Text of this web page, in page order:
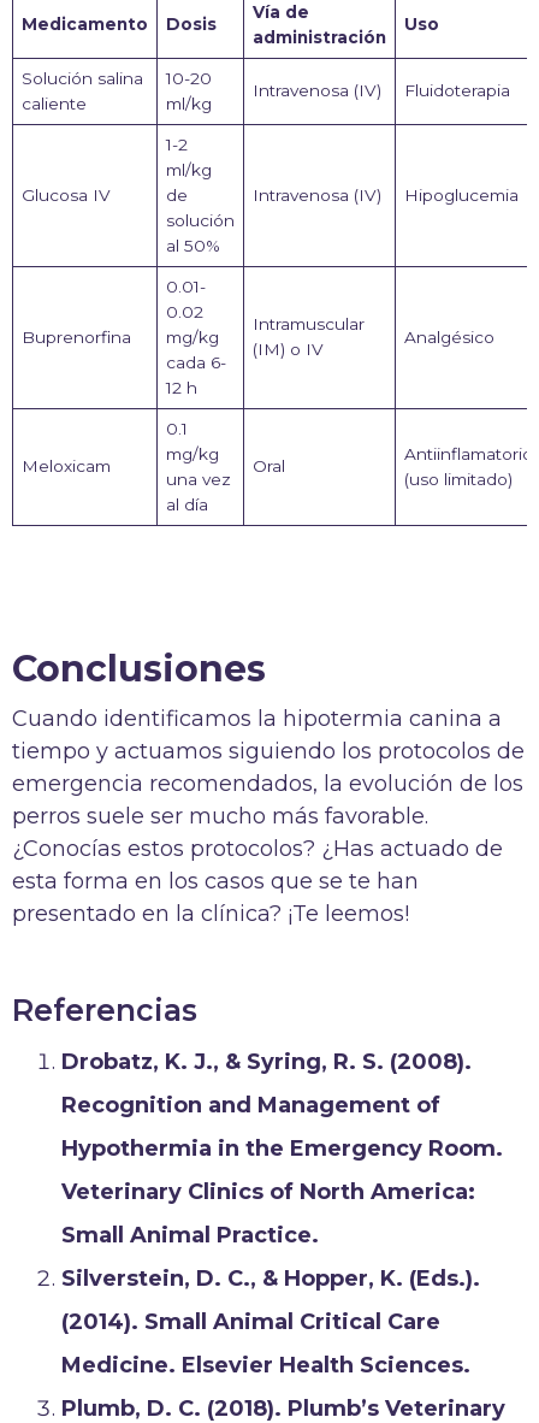
Medicamento Dosis
Vía de
administración
Uso
Solución salina
caliente
10-20
ml/kg
Intravenosa (IV) Fluidoterapia
Glucosa IV
1-2
ml/kg
de
solución
al 50%
Intravenosa (IV) Hipoglucemia
Buprenorfina
0.01-
0.02
mg/kg
cada 6-
12 h
Intramuscular
(IM) o IV
Analgésico
Meloxicam
0.1
mg/kg
una vez
al día
Oral
Antiinflamatorio
(uso limitado)
Conclusiones
Cuando identificamos la hipotermia canina a
tiempo y actuamos siguiendo los protocolos de
emergencia recomendados, la evolución de los
perros suele ser mucho más favorable.
¿Conocías estos protocolos? ¿Has actuado de
esta forma en los casos que se te han
presentado en la clínica? ¡Te leemos!
Referencias
Drobatz, K. J., & Syring, R. S. (2008).
Recognition and Management of
Hypothermia in the Emergency Room.
Veterinary Clinics of North America:
Small Animal Practice.
Silverstein, D. C., & Hopper, K. (Eds.).
(2014). Small Animal Critical Care
Medicine. Elsevier Health Sciences.
Plumb, D. C. (2018). Plumb’s Veterinary